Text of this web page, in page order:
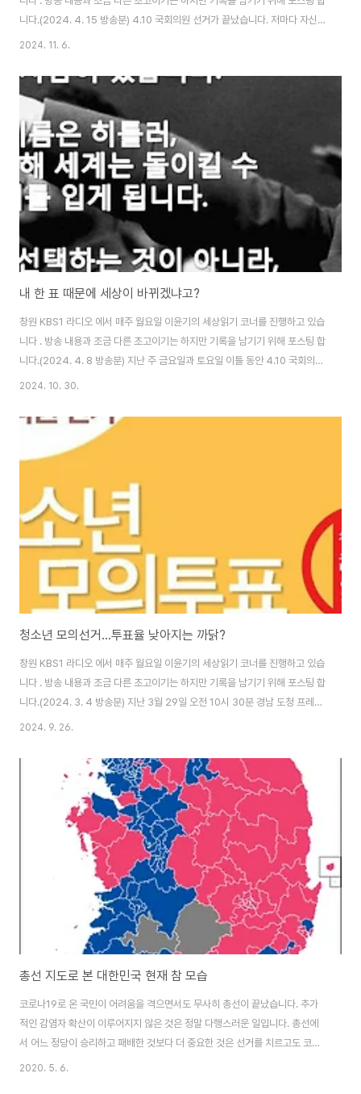
니다.(2024. 4. 15 방송분) 4.10 국회의원 선거가 끝났습니다. 저마다 자신
이 바라는 후보가 당선된 경우도 있고, 또 자신이 바라는 후보가 당선되지 않은
선거 모의 투표 결과를 소개해 드리겠습니다. 경남지역 7개 YMCA를 주축으
로 한 청소년 단체들은 를 결성하고, 지난 2월 29일 경남도청 프레스센터에
서 기자회견을 개최하고 약 한 달 반 동안 9세 ~ 17세 사이 비유권 청소년 유권
자를 모아서 지난 4월 10일 오프라인 투표를 진행하고, 온라인으로는 전국적
인 ..
2024. 11. 6.
내 한 표 때문에 세상이 바뀌겠냐고?
창원 KBS1 라디오 에서 매주 월요일 이윤기의 세상읽기 코너를 진행하고 있습
니다 . 방송 내용과 조금 다른 초고이기는 하지만 기록을 남기기 위해 포스팅 합
니다.(2024. 4. 8 방송분) 지난 주 금요일과 토요일 이틀 동안 4.10 국회의원
총선거 사전투표가 이루어졌습니다. 사전투표율이 OO%로 어느 때보다 유권
직 투표를 하지 않으셨는데요. 많은 분들이 4월 10일에 투표를 하시겠지만, 나
한 명 투표한다고 뭐가 바뀌겠어하고 생각하시는 분들도 계실 것 같아, 오늘은
세상을 바꾼 한 표 이야기를 전해드리겠습니다. 단 한 표 차이로 세상이 바
는 독일 ..
2024. 10. 30.
청소년 모의선거...투표율 낮아지는 까닭?
창원 KBS1 라디오 에서 매주 월요일 이윤기의 세상읽기 코너를 진행하고 있습
니다 . 방송 내용과 조금 다른 초고이기는 하지만 기록을 남기기 위해 포스팅 합
니다.(2024. 3. 4 방송분) 지난 3월 29일 오전 10시 30분 경남 도청 프레스
센터에서는 출범을 알리는 기자회견이 개최되었습니다. 오늘은 4.10 총선 시
서 청소년 모의선거가 처음 시작된 것은 2017년 제19대 대통령 선거부터입니
다. 청소년 모의선거는 지금부터 22년 전인 2002년부터 시작된 18세 참정
권 운동의 일부입니다. 청소년 당사자와 청소년 지도자들은 2002년부터 당
시 20세였던 선거권 연령을 18세로 낮추자는 운동을 펼쳐왔습니다. 그 결
과 2005년에는..
2024. 9. 26.
총선 지도로 본 대한민국 현재 참 모습
코로나19로 온 국민이 어려움을 격으면서도 무사히 총선이 끝났습니다. 추가
적인 감염자 확산이 이루어지지 않은 것은 정말 다행스러운 일입니다. 총선에
서 어느 정당이 승리하고 패배한 것보다 더 중요한 것은 선거를 치르고도 코로
나가 확산되지 않은 일이라고 생각합니다. 저와 정치적 견해가 비슷한 많은 분
2020. 5. 6.